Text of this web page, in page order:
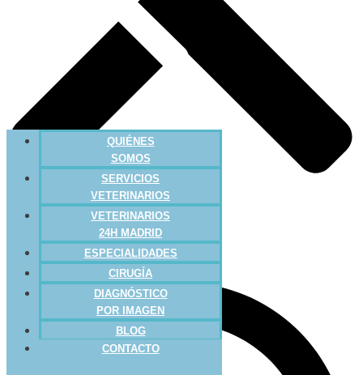
QUIÉNES
SOMOS
SERVICIOS
VETERINARIOS
VETERINARIOS
24H MADRID
ESPECIALIDADES
CIRUGÍA
DIAGNÓSTICO
POR IMAGEN
BLOG
CONTACTO